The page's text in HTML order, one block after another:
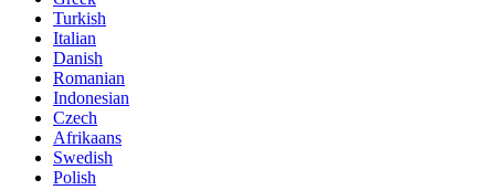
Turkish
Italian
Danish
Romanian
Indonesian
Czech
Afrikaans
Swedish
Polish